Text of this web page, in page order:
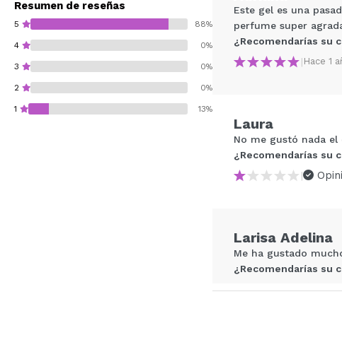
Resumen de reseñas
5 88%
4 0%
3 0%
2 0%
1 13%
Este gel es una
perfume super
¿Recomendarías su
| Hace 1
Laura
No me gustó nada
¿Recomendarías su
|
Larisa Adelina
Me ha gustado
¿Recomendarías su
|